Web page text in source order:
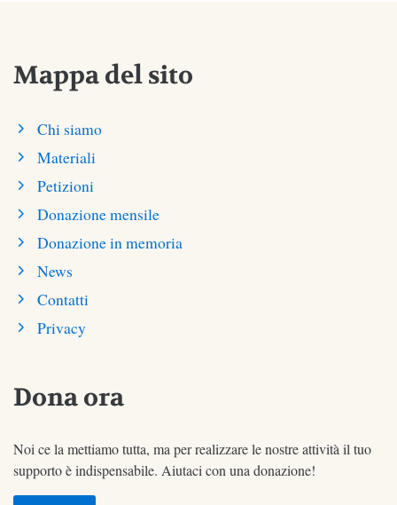
Mappa del sito
Chi siamo
Materiali
Petizioni
Donazione mensile
Donazione in memoria
News
Contatti
Privacy
Dona ora
Noi ce la mettiamo tutta, ma per realizzare le nostre attività il tuo
supporto è indispensabile. Aiutaci con una donazione!